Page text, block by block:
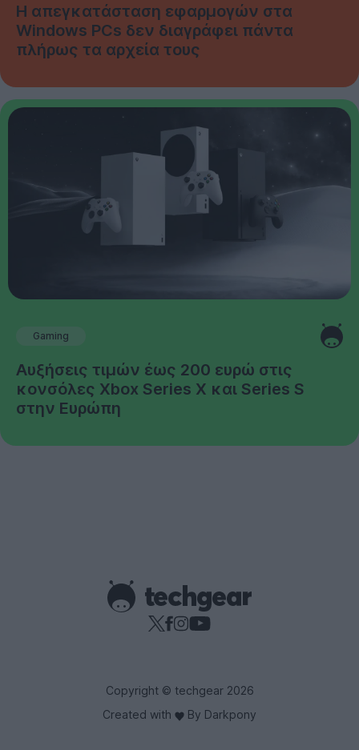
Η απεγκατάσταση εφαρμογών στα
Windows PCs δεν διαγράφει πάντα
πλήρως τα αρχεία τους
Gaming
Αυξήσεις τιμών έως 200 ευρώ στις
κονσόλες Xbox Series X και Series S
στην Ευρώπη
Copyright © techgear 2026
Created with
By Darkpony